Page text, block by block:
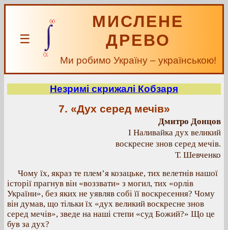
☰
МИСЛЕНЕ
ДРЕВО
Ми робимо Україну – українською!
Незримі скрижалі Кобзаря
7. «Дух серед мечів»
Дмитро Донцов
І Наливайка дух великий
воскресне знов серед мечів.
Т. Шевченко
Чому їх, якраз те плем’я козацьке, тих велетнів нашої
історії прагнув він «воззвати» з могил, тих «орлів
України», без яких не уявляв собі її воскресення? Чому
він думав, що тільки їх «дух великий воскресне знов
серед мечів», зведе на наші степи «суд Божий?» Що це
був за дух?